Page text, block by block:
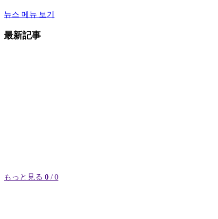
뉴스 메뉴 보기
最新記事
もっと見る 0 / 0